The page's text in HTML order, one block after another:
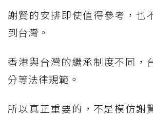
謝賢的安排即使值得參考，也
到台灣。
香港與台灣的繼承制度不同，
分等法律規範。
所以真正重要的，不是模仿謝